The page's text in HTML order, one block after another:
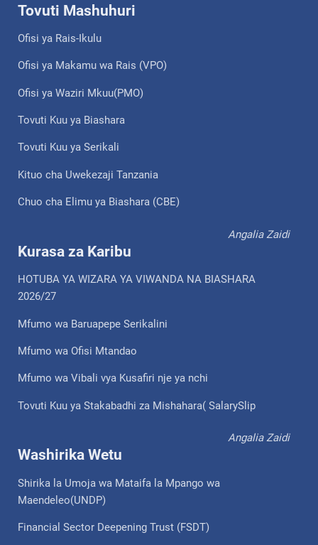
Tovuti Mashuhuri
Ofisi ya Rais-Ikulu
Ofisi ya Makamu wa Rais (VPO)
Ofisi ya Waziri Mkuu(PMO)
Tovuti Kuu ya Biashara
Tovuti Kuu ya Serikali
Kituo cha Uwekezaji Tanzania
Chuo cha Elimu ya Biashara (CBE)
Angalia Zaidi
Kurasa za Karibu
HOTUBA YA WIZARA YA VIWANDA NA BIASHARA
2026/27
Mfumo wa Baruapepe Serikalini
Mfumo wa Ofisi Mtandao
Mfumo wa Vibali vya Kusafiri nje ya nchi
Tovuti Kuu ya Stakabadhi za Mishahara( SalarySlip
Angalia Zaidi
Washirika Wetu
Shirika la Umoja wa Mataifa la Mpango wa
Maendeleo(UNDP)
Financial Sector Deepening Trust (FSDT)